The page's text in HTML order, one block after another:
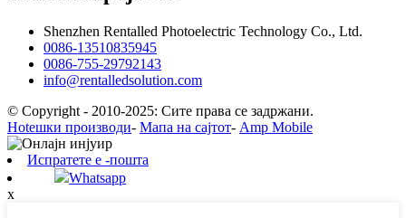
Shenzhen Rentalled Photoelectric Technology Co., Ltd.
0086-13510835945
0086-755-29792143
info@rentalledsolution.com
© Copyright - 2010-2025: Сите права се задржани.
Hotешки производи- Мапа на сајтот- Amp Mobile
Испратете е -пошта
Whatsapp
x